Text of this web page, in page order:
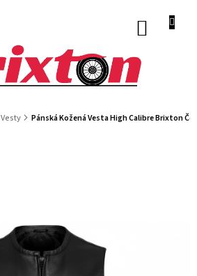
Vesty Pánská Kožená Vesta High Calibre Brixton